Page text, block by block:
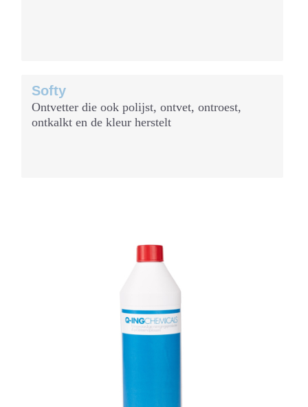
Softy
Ontvetter die ook polijst, ontvet, ontroest,
ontkalkt en de kleur herstelt